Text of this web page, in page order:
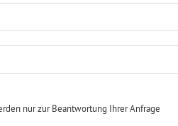
nur zur Beantwortung Ihrer Anfrage